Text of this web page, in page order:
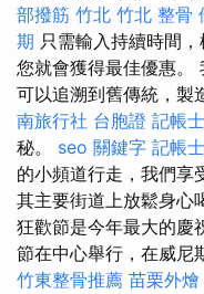
部撥筋 竹北 竹北 整骨
期 只需輸入持續時間
您就會獲得最佳優惠。
可以追溯到舊傳統，製
南旅行社 台胞證 記帳
秘。 seo 關鍵字 記帳
的小頻道行走，我們享
其主要街道上放鬆身心
狂歡節是今年最大的慶
節在中心舉行，在威尼
竹東整骨推薦 苗栗外燴